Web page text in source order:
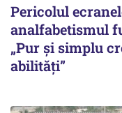
Pericolul
analfabetismul
„Pur și simplu
abilități”